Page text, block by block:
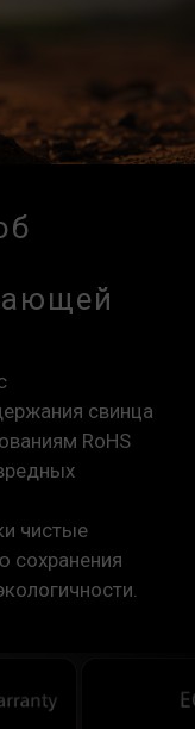
свинца
RoHS
чистые
сохранения